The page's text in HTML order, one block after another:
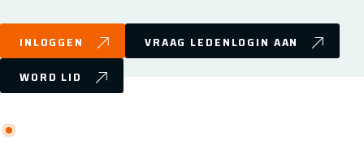
INLOGGEN
VRAAG LEDENLOGIN AAN
WORD LID